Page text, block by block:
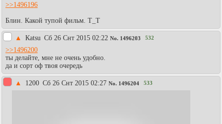
>>1496196
Блин. Какой тупой фильм. Т_Т
▲ Каtsu Сб 26 Снт 2015 02:22 No. 1496203 532
>>1496200
ты делайте, мне не очень удобно.
да и сорт оф твоя очередь
▲ 1200 Сб 26 Снт 2015 02:27 No. 1496204 533